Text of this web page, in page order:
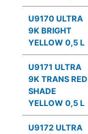
U9170 ULTRA
9K BRIGHT
YELLOW 0,5 L
U9171 ULTRA
9K TRANS RED
SHADE
YELLOW 0,5 L
U9172 ULTRA